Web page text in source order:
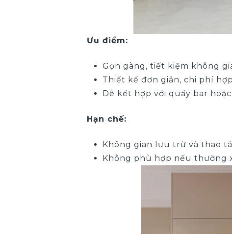
Ưu điểm:
Gọn gàng, tiết kiệm không
Thiết kế đơn giản, chi phí
Dễ kết hợp với quầy bar
Hạn chế:
Không gian lưu trữ và thao
Không phù hợp nếu thường